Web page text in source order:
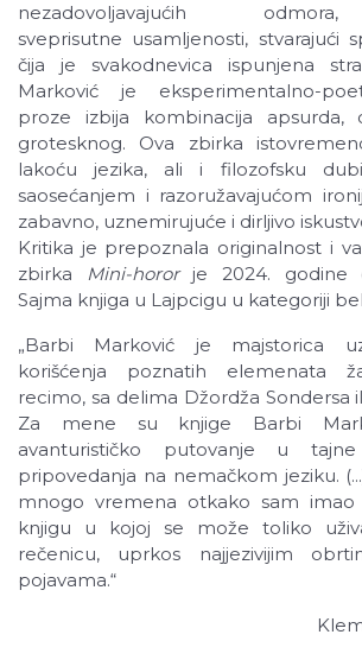
nezadovoljavajućih
sveprisutne usamljenosti, stvarajući
čija je svakodnevica ispunjena
Marković je eksperimentalno-
proze izbija kombinacija
grotesknog. Ova zbirka
lakoću jezika, ali i filozofsku
saosećanjem i razoružavajućom
zabavno, uznemirujuće i dirljivo
Kritika je prepoznala originalnost i
zbirka Mini-horor je 2024. godine
Sajma knjiga u Lajpcigu u kategoriji
„Barbi Marković je majstorica
korišćenja poznatih elemenata
recimo, sa delima Džordža Sondersa
Za mene su knjige Barbi
avanturističko putovanje u tajne
pripovedanja na nemačkom jeziku.
mnogo vremena otkako sam
knjigu u kojoj se može toliko
rečenicu, uprkos najjezivijim
pojavama.“